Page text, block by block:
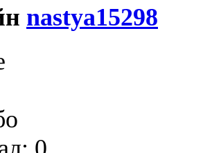
nastya15298